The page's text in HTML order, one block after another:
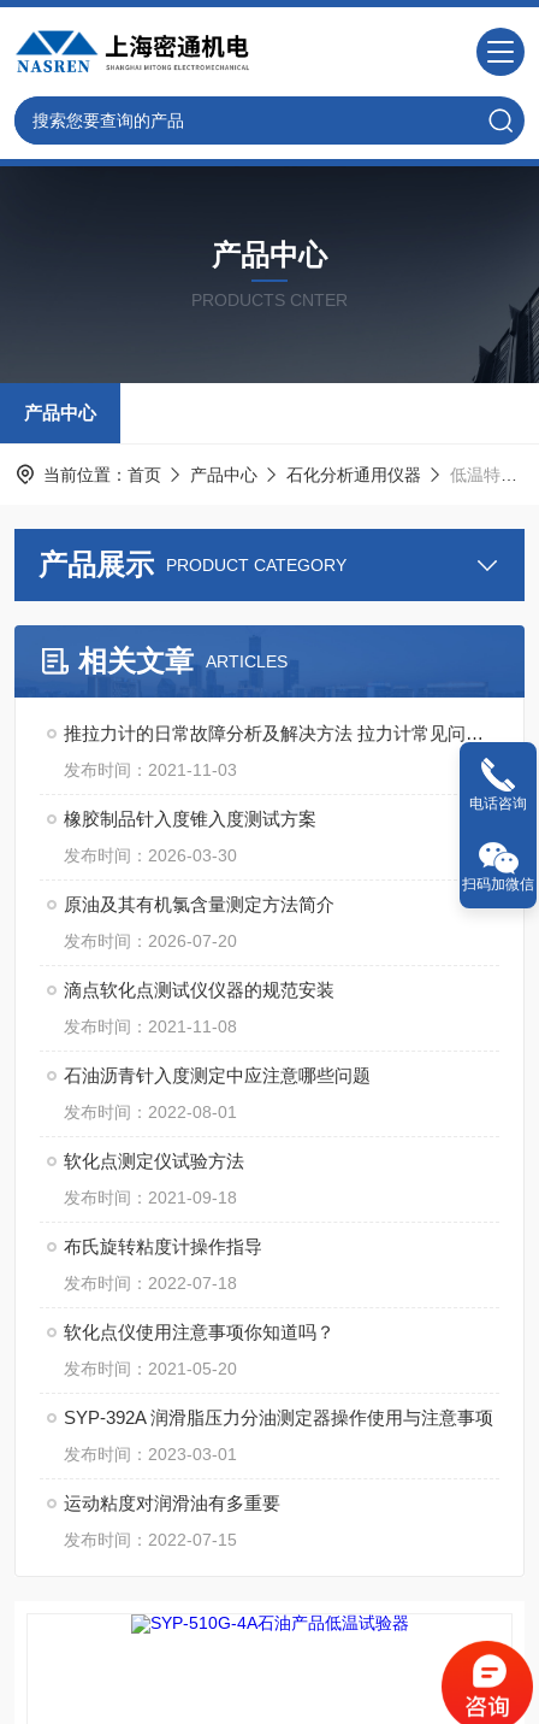
产品中心
PRODUCTS CNTER
产品中心
当前位置： 首页 产品中心 石化分析通用仪器 低温特性试验仪器
产品展示 PRODUCT CATEGORY
相关文章 ARTICLES
推拉力计的日常故障分析及解决方法 拉力计常见问题解决方法
发布时间：2021-11-03
橡胶制品针入度锥入度测试方案
发布时间：2026-03-30
原油及其有机氯含量测定方法简介
发布时间：2026-07-20
滴点软化点测试仪仪器的规范安装
发布时间：2021-11-08
石油沥青针入度测定中应注意哪些问题
发布时间：2022-08-01
软化点测定仪试验方法
发布时间：2021-09-18
布氏旋转粘度计操作指导
发布时间：2022-07-18
软化点仪使用注意事项你知道吗？
发布时间：2021-05-20
SYP-392A 润滑脂压力分油测定器操作使用与注意事项
发布时间：2023-03-01
运动粘度对润滑油有多重要
发布时间：2022-07-15
电话咨询
扫码加微信